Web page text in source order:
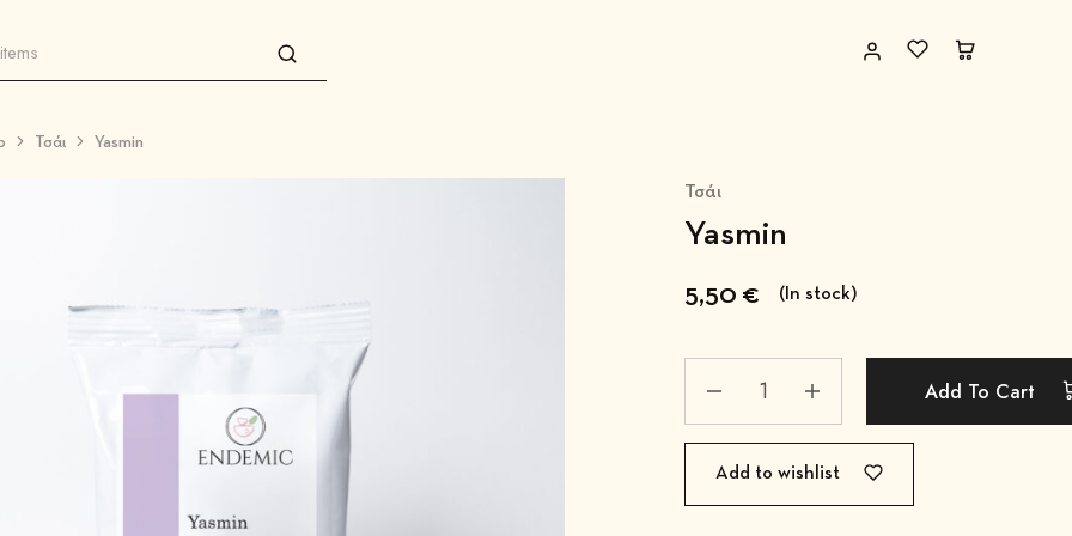
Τσάι Yasmin
Τσάι
Yasmin
5,50 € (In stock)
Add To Cart
Add to wishlist